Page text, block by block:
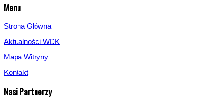
Menu
Strona Główna
Aktualności WDK
Mapa Witryny
Kontakt
Nasi Partnerzy